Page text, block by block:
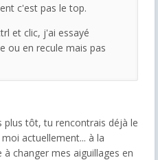
c'est pas le top.
et clic, j'ai essayé
ou en recule mais pas
plus tôt, tu rencontrais déjà le
actuellement... à la
changer mes aiguillages en